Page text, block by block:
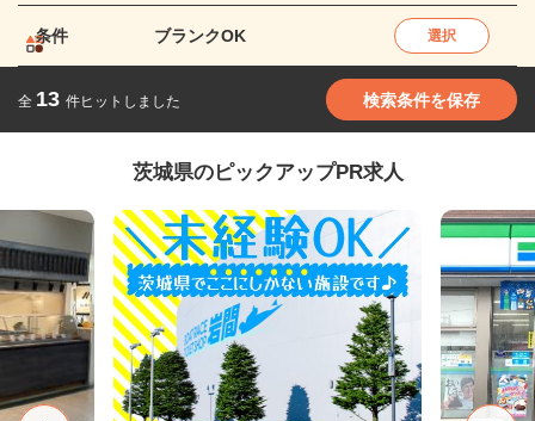
条件 ブランクOK 選択
全 13 件ヒットしました 検索条件を保存
茨城県のピックアップPR求人